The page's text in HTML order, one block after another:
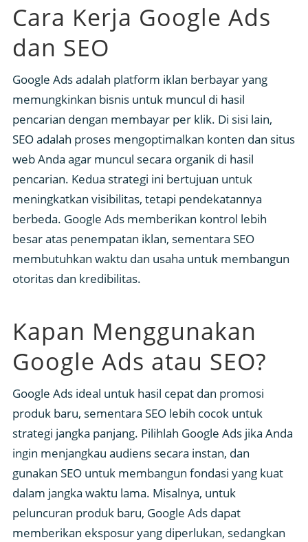
Cara Kerja Google Ads
dan SEO
Google Ads adalah platform iklan berbayar yang
memungkinkan bisnis untuk muncul di hasil
pencarian dengan membayar per klik. Di sisi lain,
SEO adalah proses mengoptimalkan konten dan situs
web Anda agar muncul secara organik di hasil
pencarian. Kedua strategi ini bertujuan untuk
meningkatkan visibilitas, tetapi pendekatannya
berbeda. Google Ads memberikan kontrol lebih
besar atas penempatan iklan, sementara SEO
membutuhkan waktu dan usaha untuk membangun
otoritas dan kredibilitas.
Kapan Menggunakan
Google Ads atau SEO?
Google Ads ideal untuk hasil cepat dan promosi
produk baru, sementara SEO lebih cocok untuk
strategi jangka panjang. Pilihlah Google Ads jika Anda
ingin menjangkau audiens secara instan, dan
gunakan SEO untuk membangun fondasi yang kuat
dalam jangka waktu lama. Misalnya, untuk
peluncuran produk baru, Google Ads dapat
memberikan eksposur yang diperlukan, sedangkan